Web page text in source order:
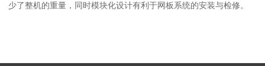
少了整机的重量，同时模块化设计有利于网板系统的安装与检修。